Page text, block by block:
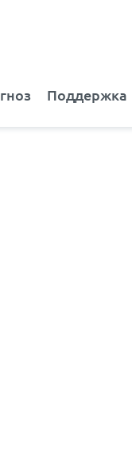
Поддержка